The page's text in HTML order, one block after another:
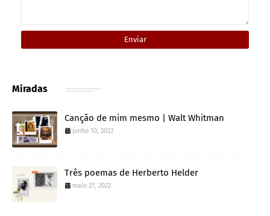
Miradas
Canção de mim mesmo | Walt Whitman
junho 10, 2022
Três poemas de Herberto Helder
maio 27, 2022